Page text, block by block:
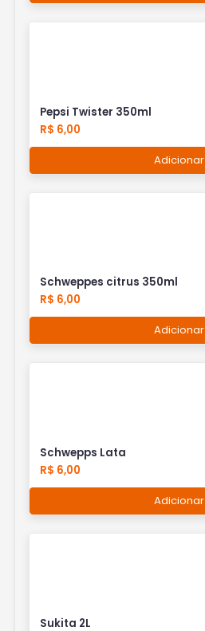
Pepsi Twister 350ml
R$ 6,00
Adicionar
Schweppes citrus 350ml
R$ 6,00
Adicionar
Schwepps Lata
R$ 6,00
Adicionar
Sukita 2L